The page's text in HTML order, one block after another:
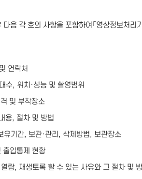
음 각 호의 사항을 포함하여「영상정보처리
연락처
수, 위치·성능 및 촬영범위
및 부착장소
용, 절차 및 방법
기간, 보관·관리, 삭제방법, 보관장소
출입통제 현황
람, 재생토록 할 수 있는 사유와 그 절차 및